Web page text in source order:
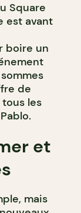
Square
est avant
boire un
de
les
et
mais